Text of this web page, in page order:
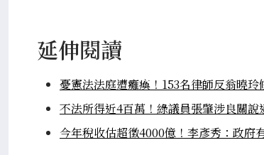
延伸閱讀
憂憲法法庭遭癱瘓！153名律師反翁曉
不法所得近4百萬！綠議員張肇涉良關說
今年稅收估超徵4000億！李彥秀：政府